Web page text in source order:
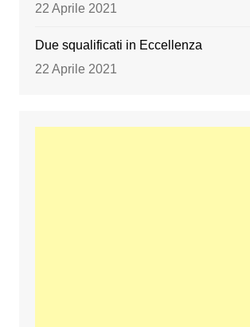
22 Aprile 2021
Due squalificati in Eccellenza
22 Aprile 2021